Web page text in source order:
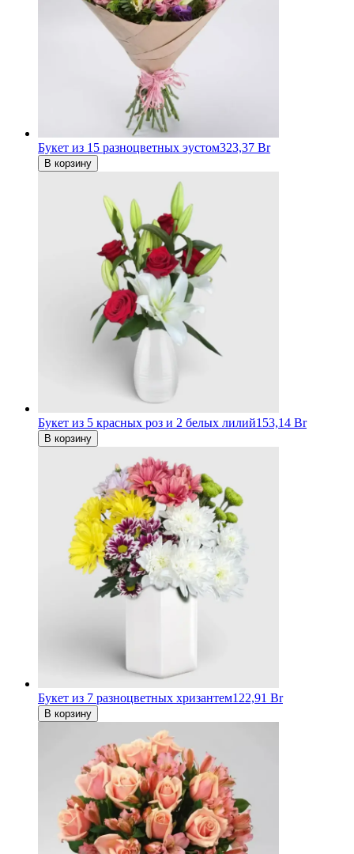
Букет из 15 разноцветных эустом323,37 Br
В корзину
Букет из 5 красных роз и 2 белых лилий153,14 Br
В корзину
Букет из 7 разноцветных хризантем122,91 Br
В корзину